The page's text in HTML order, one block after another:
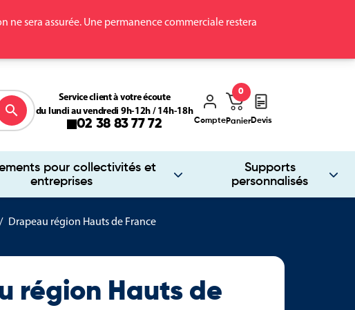
sera assurée. Une permanence commerciale restera
pour collectivités et
entreprises
Supports
personnalisés
search
Service client à votre écoute
du lundi au vendredi 9h-12h / 14h-18h
02 38 83 77 72 ComptePanier
0
Devis
Drapeau région Hauts de France
région Hauts de